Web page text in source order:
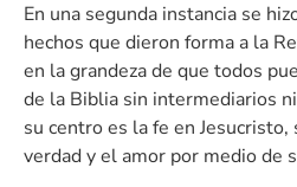
En una segunda instancia se
hechos que dieron forma a la
en la grandeza de que todos
de la Biblia sin intermediarios
su centro es la fe en Jesucristo,
verdad y el amor por medio de